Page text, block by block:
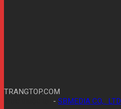
TRANGTOP.COM
- SBMEDIA CO,.. LTD